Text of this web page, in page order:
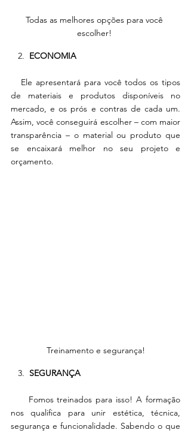
Todas as melhores opções para você
escolher!
   2.
ECONOMIA
de materiais e produtos disponíveis no
mercado, e os prós e contras de cada um.
Assim, você conseguirá escolher – com maior
transparência – o material ou produto que
se encaixará melhor no seu projeto e
orçamento.
Treinamento e segurança!
   3.
SEGURANÇA
nos qualifica para unir estética, técnica,
segurança e funcionalidade. Sabendo o que